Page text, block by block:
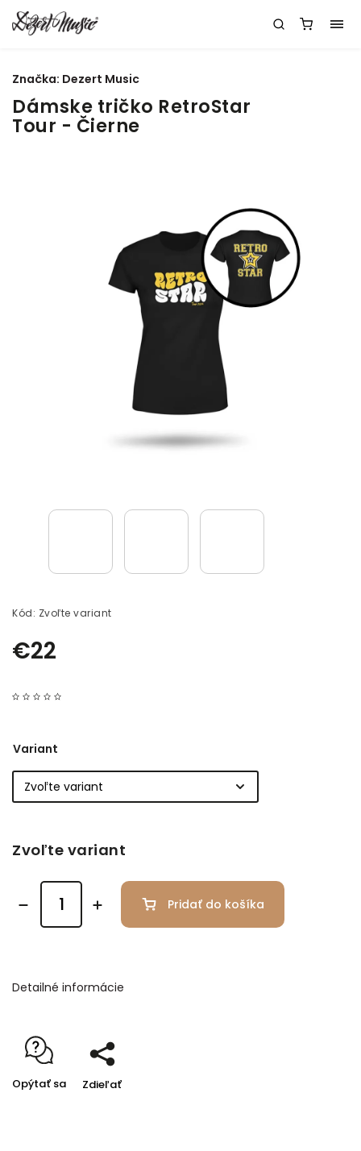
Dámske tričko RetroStar
Tour - Čierne
Kód: Zvoľte variant
€22
Značka: Dezert Music
Zvoľte variant
Variant
Pridať do košíka
Detailné informácie
Opýtať sa Zdieľať